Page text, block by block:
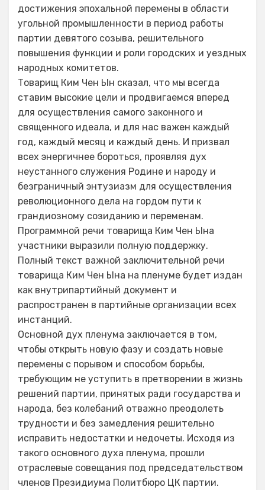
достижения эпохальной перемены в области
угольной промышленности в период работы
партии девятого созыва, решительного
повышения функции и роли городских и уездных
народных комитетов.
Товарищ Ким Чен Ын сказал, что мы всегда
ставим высокие цели и продвигаемся вперед
для осуществления самого законного и
священного идеала, и для нас важен каждый
год, каждый месяц и каждый день. И призвал
всех энергичнее бороться, проявляя дух
неустанного служения Родине и народу и
безграничный энтузиазм для осуществления
революционного дела на гордом пути к
грандиозному созиданию и переменам.
Программной речи товарища Ким Чен Ына
участники выразили полную поддержку.
Полный текст важной заключительной речи
товарища Ким Чен Ына на пленуме будет издан
как внутрипартийный документ и
распространен в партийные организации всех
инстанций.
Основной дух пленума заключается в том,
чтобы открыть новую фазу и создать новые
перемены с порывом и способом борьбы,
требующим не уступить в претворении в жизнь
решений партии, принятых ради государства и
народа, без колебаний отважно преодолеть
трудности и без замедления решительно
исправить недостатки и недочеты. Исходя из
такого основного духа пленума, прошли
отраслевые совещания под председательством
членов Президиума Политбюро ЦК партии.